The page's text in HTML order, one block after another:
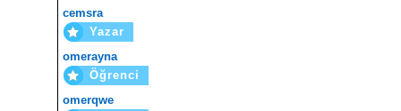
cemsra
Yazar
omerayna
Öğrenci
omerqwe